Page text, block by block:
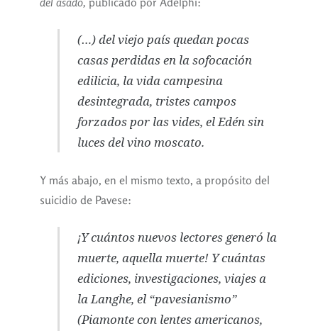
(…) del viejo país quedan pocas
casas perdidas en la sofocación
edilicia, la vida campesina
desintegrada, tristes campos
forzados por las vides, el Edén sin
luces del vino moscato.
Y más abajo, en el mismo texto, a propósito del
suicidio de Pavese:
¡Y cuántos nuevos lectores generó la
muerte, aquella muerte! Y cuántas
ediciones, investigaciones, viajes a
laLanghe, el “pavesianismo”
(Piamonte con lentes americanos,